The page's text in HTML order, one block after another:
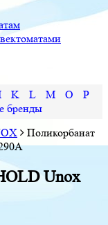
K L M O
P
Поликорбанат
Unox